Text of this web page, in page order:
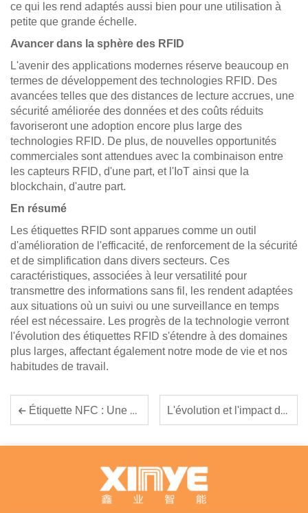
ce qui les rend adaptés aussi bien pour une utilisation à
petite que grande échelle.
Avancer dans la sphère des RFID
L'avenir des applications modernes réserve beaucoup en
termes de développement des technologies RFID. Des
avancées telles que des distances de lecture accrues, une
sécurité améliorée des données et des coûts réduits
favoriseront une adoption encore plus large des
technologies RFID. De plus, de nouvelles opportunités
commerciales sont attendues avec la combinaison entre
les capteurs RFID, d'une part, et l'IoT ainsi que la
blockchain, d'autre part.
En résumé
Les étiquettes RFID sont apparues comme un outil
d'amélioration de l'efficacité, de renforcement de la sécurité
et de simplification dans divers secteurs. Ces
caractéristiques, associées à leur versatilité pour
transmettre des informations sans fil, les rendent adaptées
aux situations où un suivi ou une surveillance en temps
réel est nécessaire. Les progrès de la technologie verront
l'évolution des étiquettes RFID s'étendre à des domaines
plus larges, affectant également notre mode de vie et nos
habitudes de travail.
Étiquette NFC : Une avancée révolutionnaire dans la technologie sans fil L'évolution et l'impact des cartes NFC dans la technologie moderne